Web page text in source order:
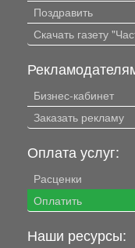
Поздравить
Скачать газету
Бизнес-кабинет
Заказать рекламу
Оплата услуг:
Расценки
Оплатить
Наши ресурсы: